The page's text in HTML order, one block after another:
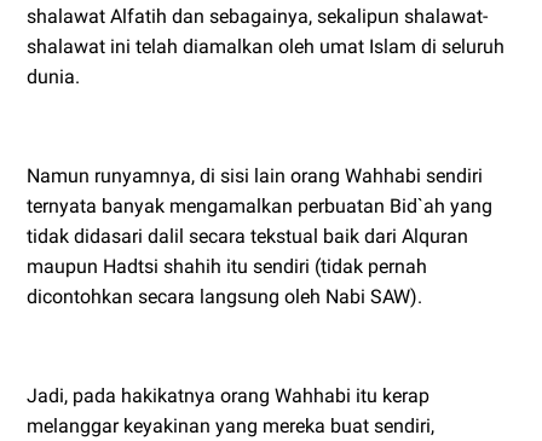
shalawat Alfatih dan sebagainya, sekalipun shalawat-
shalawat ini telah diamalkan oleh umat Islam di seluruh
dunia.
Namun runyamnya, di sisi lain orang Wahhabi sendiri
ternyata banyak mengamalkan perbuatan Bid`ah yang
tidak didasari dalil secara tekstual baik dari Alquran
maupun Hadtsi shahih itu sendiri (tidak pernah
dicontohkan secara langsung oleh Nabi SAW).
Jadi, pada hakikatnya orang Wahhabi itu kerap
melanggar keyakinan yang mereka buat sendiri,